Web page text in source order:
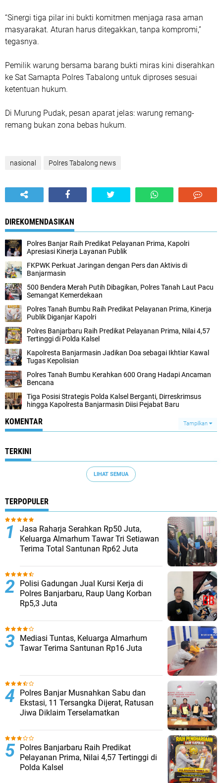
“Sinergi tiga pilar ini bukti komitmen menjaga rasa aman
masyarakat. Aturan harus ditegakkan, tanpa kompromi,”
tegasnya.
Pemilik warung bersama barang bukti miras kini diserahkan
ke Sat Samapta Polres Tabalong untuk diproses sesuai
ketentuan hukum.
Di Murung Pudak, pesan aparat jelas: warung remang-
remang bukan zona bebas hukum.
nasional Polres Tabalong news
DIREKOMENDASIKAN
Polres Banjar Raih Predikat Pelayanan Prima, Kapolri
Apresiasi Kinerja Layanan Publik
FKPWK Perkuat Jaringan dengan Pers dan Aktivis di
Banjarmasin
500 Bendera Merah Putih Dibagikan, Polres Tanah Laut Pacu
Semangat Kemerdekaan
Polres Tanah Bumbu Raih Predikat Pelayanan Prima, Kinerja
Publik Diganjar Kapolri
Polres Banjarbaru Raih Predikat Pelayanan Prima, Nilai 4,57
Tertinggi di Polda Kalsel
Kapolresta Banjarmasin Jadikan Doa sebagai Ikhtiar Kawal
Tugas Kepolisian
Polres Tanah Bumbu Kerahkan 600 Orang Hadapi Ancaman
Bencana
Tiga Posisi Strategis Polda Kalsel Berganti, Dirreskrimsus
hingga Kapolresta Banjarmasin Diisi Pejabat Baru
KOMENTAR Tampilkan
TERKINI
LIHAT SEMUA
TERPOPULER
Jasa Raharja Serahkan Rp50 Juta,
Keluarga Almarhum Tawar Tri Setiawan
Terima Total Santunan Rp62 Juta
Polisi Gadungan Jual Kursi Kerja di
Polres Banjarbaru, Raup Uang Korban
Rp5,3 Juta
Mediasi Tuntas, Keluarga Almarhum
Tawar Terima Santunan Rp16 Juta
Polres Banjar Musnahkan Sabu dan
Ekstasi, 11 Tersangka Dijerat, Ratusan
Jiwa Diklaim Terselamatkan
Polres Banjarbaru Raih Predikat
Pelayanan Prima, Nilai 4,57 Tertinggi di
Polda Kalsel